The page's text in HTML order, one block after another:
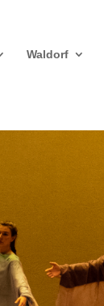
Waldorf